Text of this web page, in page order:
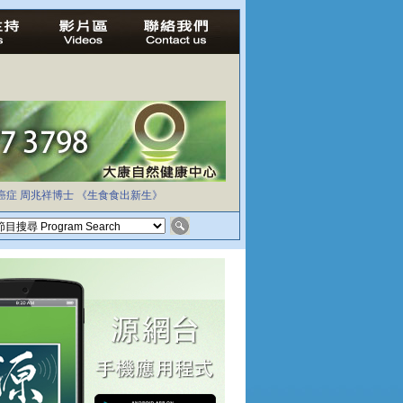
症 周兆祥博士 《生食食出新生》